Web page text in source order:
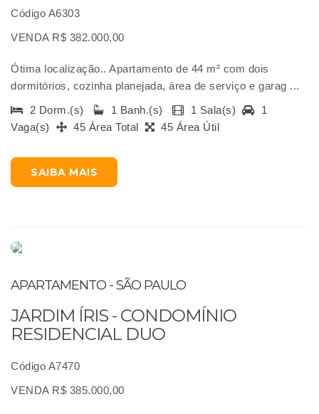
Código A6303
VENDA R$ 382.000,00
Ótima localização.. Apartamento de 44 m² com dois
dormitórios, cozinha planejada, área de serviço e garag ...
2 Dorm.(s)
1 Banh.(s) 1 Sala(s)
1
Vaga(s)
45 Área Total 45 Área Útil
SAIBA MAIS
APARTAMENTO - SÃO PAULO
JARDIM ÍRIS - CONDOMÍNIO
RESIDENCIAL DUO
Código A7470
VENDA R$ 385.000,00